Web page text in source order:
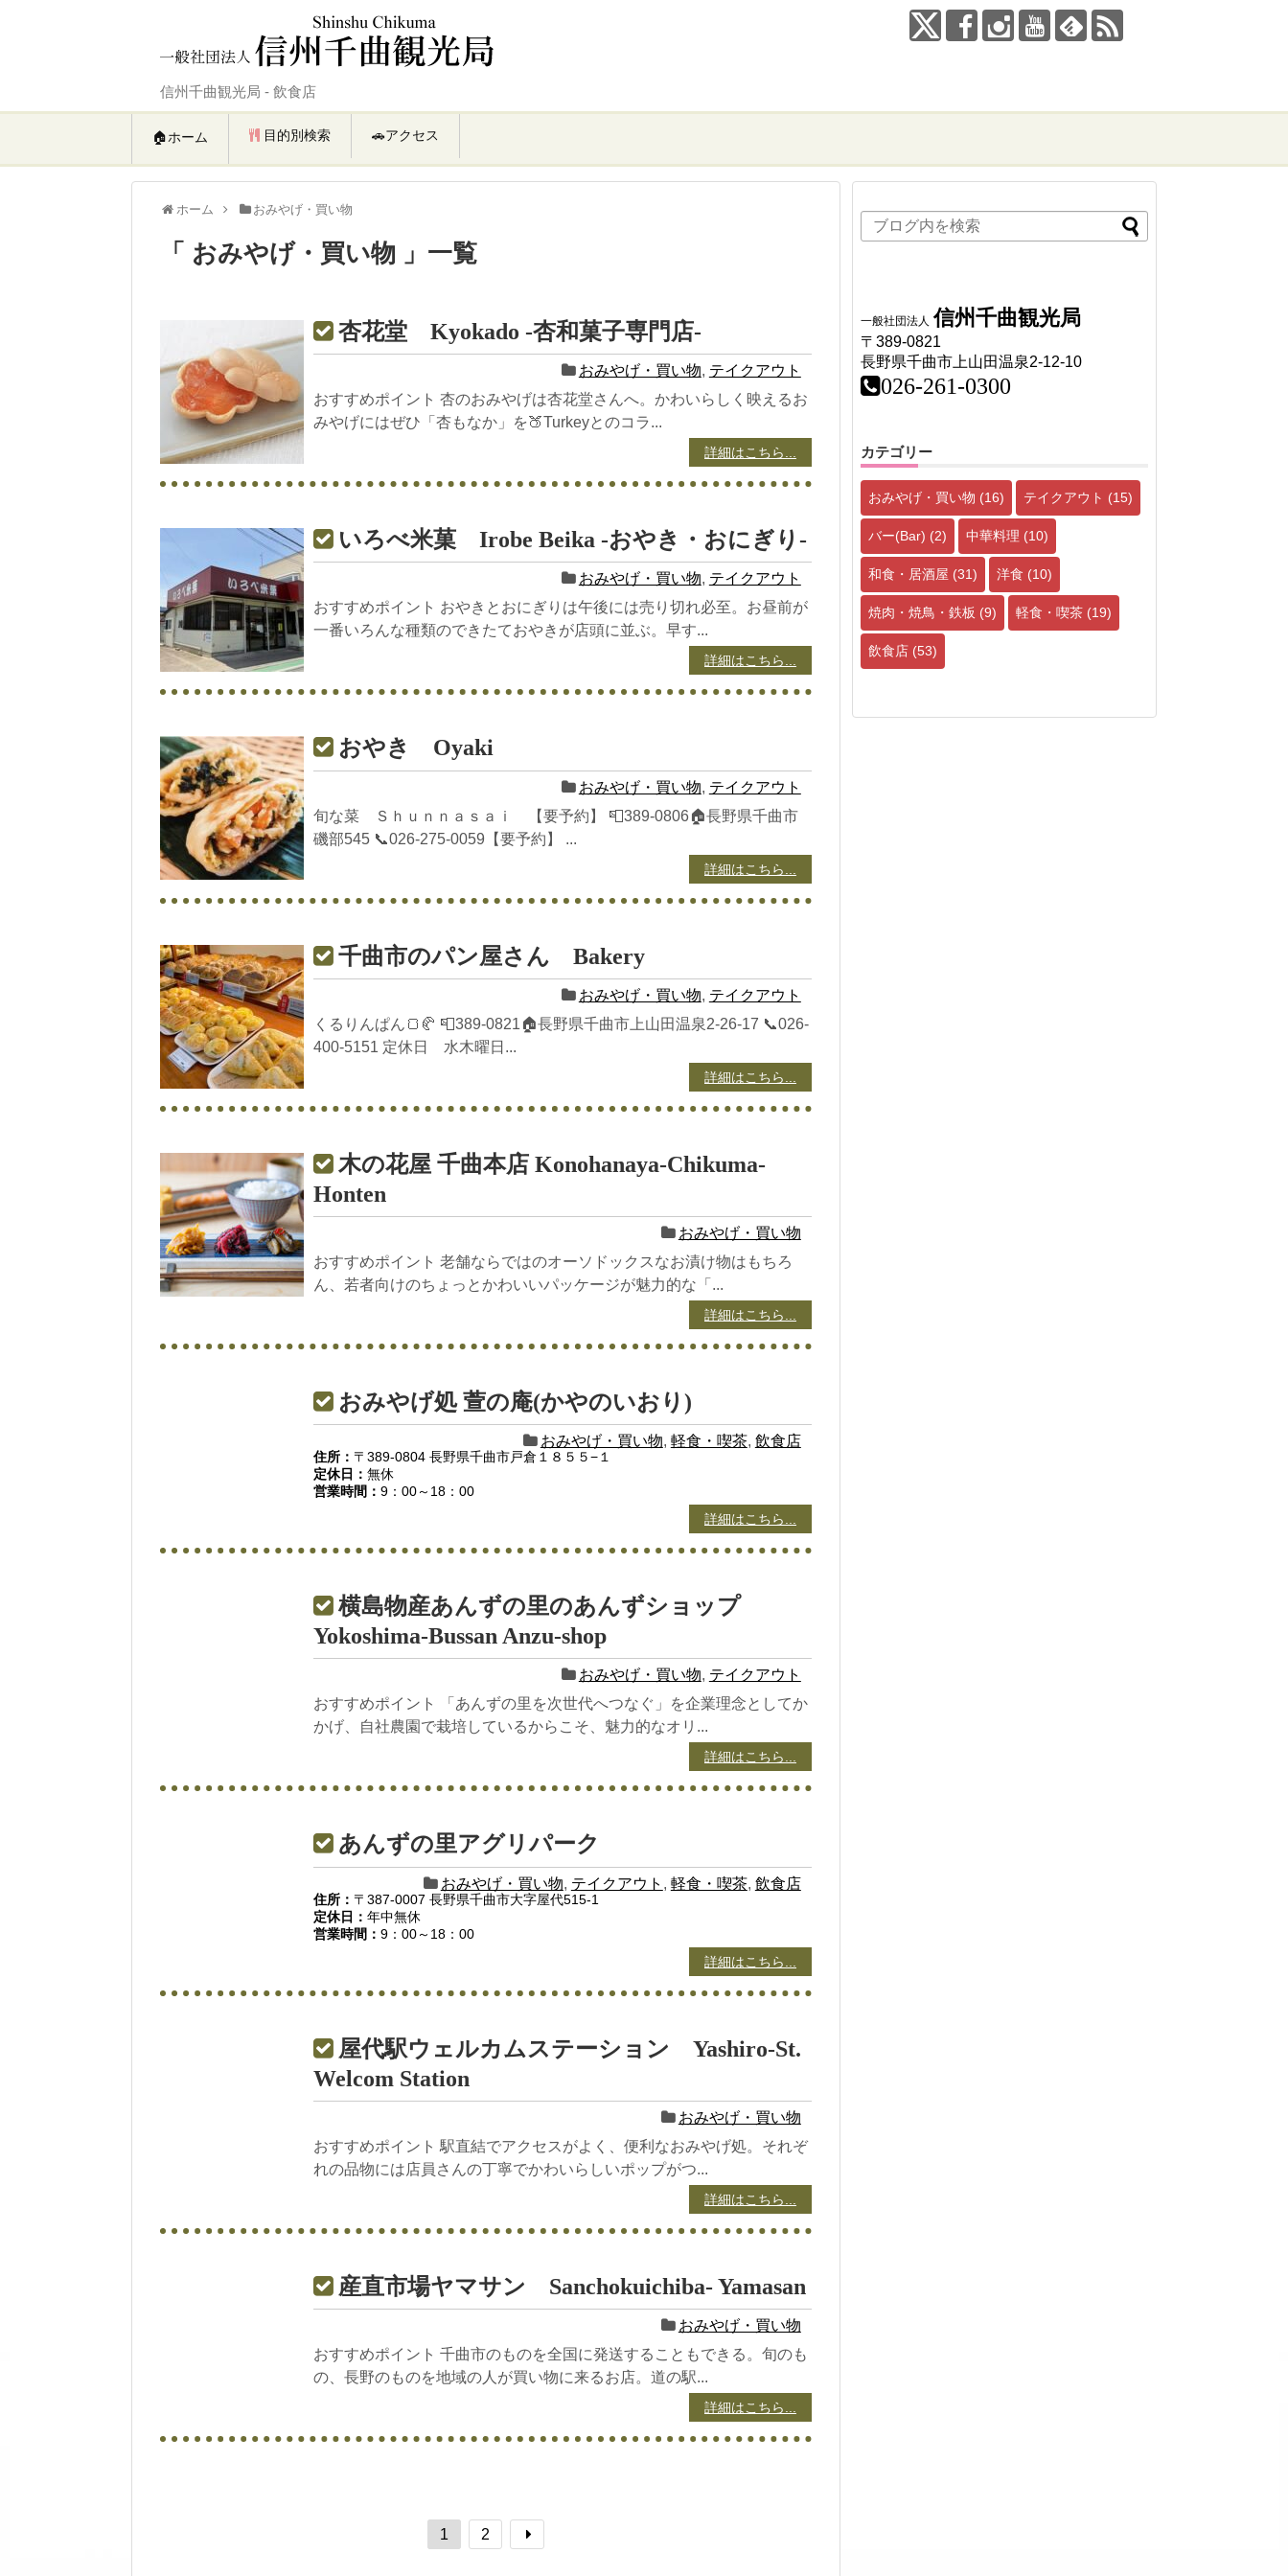
信州千曲観光局 - 飲食店
🏠ホーム 目的別検索 🚗アクセス
ホーム おみやげ・買い物
「 おみやげ・買い物 」一覧
杏花堂 Kyokado -杏和菓子専門店-
おみやげ・買い物, テイクアウト
おすすめポイント 杏のおみやげは杏花堂さんへ。かわいらしく映えるお
みやげにはぜひ「杏もなか」を🍑Turkeyとのコラ...
詳細はこちら...
いろべ米菓 Irobe Beika -おやき・おにぎり-
おみやげ・買い物, テイクアウト
おすすめポイント おやきとおにぎりは午後には売り切れ必至。お昼前が
一番いろんな種類のできたておやきが店頭に並ぶ。早す...
詳細はこちら...
おやき Oyaki
おみやげ・買い物, テイクアウト
旬な菜 Ｓｈｕｎｎａｓａｉ 【要予約】 📮389-0806🏠長野県千曲市
磯部545 📞026-275-0059【要予約】 ...
詳細はこちら...
千曲市のパン屋さん Bakery
おみやげ・買い物, テイクアウト
くるりんぱん🍞🥐 📮389-0821🏠長野県千曲市上山田温泉2-26-17 📞026-
400-5151 定休日 水木曜日...
詳細はこちら...
木の花屋 千曲本店 Konohanaya-Chikuma-
Honten
おみやげ・買い物
おすすめポイント 老舗ならではのオーソドックスなお漬け物はもちろ
ん、若者向けのちょっとかわいいパッケージが魅力的な「...
詳細はこちら...
おみやげ処 萱の庵(かやのいおり)
おみやげ・買い物, 軽食・喫茶, 飲食店
住所： 〒389-0804 長野県千曲市戸倉１８５５−１
定休日： 無休
営業時間： 9：00～18：00
詳細はこちら...
横島物産あんずの里のあんずショップ
Yokoshima-Bussan Anzu-shop
おみやげ・買い物, テイクアウト
おすすめポイント 「あんずの里を次世代へつなぐ」を企業理念としてか
かげ、自社農園で栽培しているからこそ、魅力的なオリ...
詳細はこちら...
あんずの里アグリパーク
おみやげ・買い物, テイクアウト , 軽食・喫茶, 飲食店
住所： 〒387-0007 長野県千曲市大字屋代515-1
定休日： 年中無休
営業時間： 9：00～18：00
詳細はこちら...
屋代駅ウェルカムステーション Yashiro-St.
Welcom Station
おみやげ・買い物
おすすめポイント 駅直結でアクセスがよく、便利なおみやげ処。それぞ
れの品物には店員さんの丁寧でかわいらしいポップがつ...
詳細はこちら...
産直市場ヤマサン Sanchokuichiba- Yamasan
おみやげ・買い物
おすすめポイント 千曲市のものを全国に発送することもできる。旬のも
の、長野のものを地域の人が買い物に来るお店。道の駅...
詳細はこちら...
1 2
一般社団法人 信州千曲観光局
〒389-0821
長野県千曲市上山田温泉2-12-10
026-261-0300
カテゴリー
おみやげ・買い物 (16) テイクアウト (15)
バー(Bar) (2) 中華料理 (10)
和食・居酒屋 (31) 洋食 (10)
焼肉・焼鳥・鉄板 (9) 軽食・喫茶 (19)
飲食店 (53)